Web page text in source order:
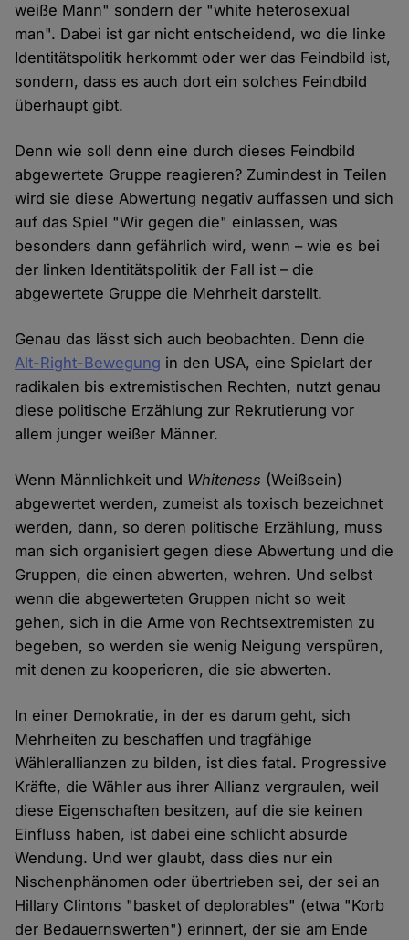
weiße Mann" sondern der "white heterosexual
man". Dabei ist gar nicht entscheidend, wo die linke
Identitätspolitik herkommt oder wer das Feindbild ist,
sondern, dass es auch dort ein solches Feindbild
überhaupt gibt.
Denn wie soll denn eine durch dieses Feindbild
abgewertete Gruppe reagieren? Zumindest in Teilen
wird sie diese Abwertung negativ auffassen und sich
auf das Spiel "Wir gegen die" einlassen, was
besonders dann gefährlich wird, wenn – wie es bei
der linken Identitätspolitik der Fall ist – die
abgewertete Gruppe die Mehrheit darstellt.
Genau das lässt sich auch beobachten. Denn die
Alt-Right-Bewegung in den USA, eine Spielart der
radikalen bis extremistischen Rechten, nutzt genau
diese politische Erzählung zur Rekrutierung vor
allem junger weißer Männer.
Wenn Männlichkeit und Whiteness (Weißsein)
abgewertet werden, zumeist als toxisch bezeichnet
werden, dann, so deren politische Erzählung, muss
man sich organisiert gegen diese Abwertung und die
Gruppen, die einen abwerten, wehren. Und selbst
wenn die abgewerteten Gruppen nicht so weit
gehen, sich in die Arme von Rechtsextremisten zu
begeben, so werden sie wenig Neigung verspüren,
mit denen zu kooperieren, die sie abwerten.
In einer Demokratie, in der es darum geht, sich
Mehrheiten zu beschaffen und tragfähige
Wählerallianzen zu bilden, ist dies fatal. Progressive
Kräfte, die Wähler aus ihrer Allianz vergraulen, weil
diese Eigenschaften besitzen, auf die sie keinen
Einfluss haben, ist dabei eine schlicht absurde
Wendung. Und wer glaubt, dass dies nur ein
Nischenphänomen oder übertrieben sei, der sei an
Hillary Clintons "basket of deplorables" (etwa "Korb
der Bedauernswerten") erinnert, der sie am Ende